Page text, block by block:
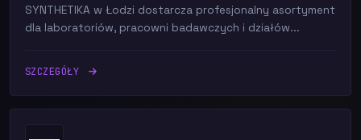
SYNTHETIKA w Łodzi dostarcza profesjonalny asortyment
dla laboratoriów, pracowni badawczych i działów...
SZCZEGÓŁY